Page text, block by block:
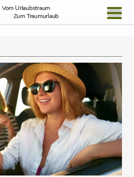
Vom Urlaubstraum
Zum Traumurlaub
REISEIDEEN